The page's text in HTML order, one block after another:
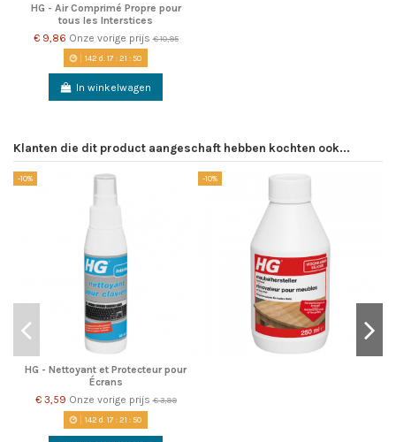
HG - Air Comprimé Propre pour
tous les Interstices
€ 9,86 Onze vorige prijs€ 10,95
142 d. 17 :21 :50
In winkelwagen
Klanten die dit product aangeschaft hebben kochten ook...
-10%
HG - Nettoyant et Protecteur pour
Écrans
€ 3,59 Onze vorige prijs€ 3,99
142 d. 17 :21 :50
-10%